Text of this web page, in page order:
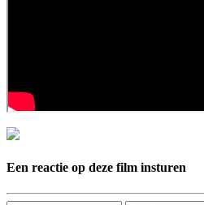
Een reactie op deze film insturen